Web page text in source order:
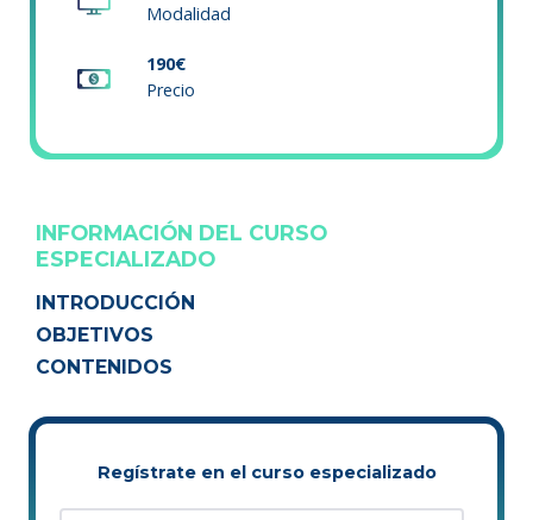
Modalidad
190€
Precio
INFORMACIÓN DEL CURSO
ESPECIALIZADO
INTRODUCCIÓN
OBJETIVOS
CONTENIDOS
Regístrate en el curso especializado